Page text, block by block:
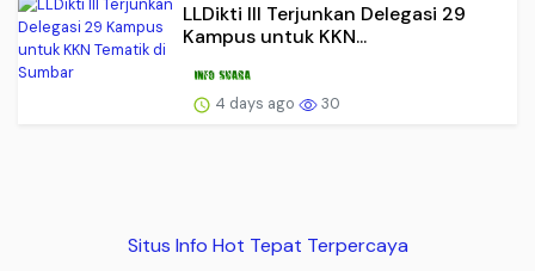
LLDikti III Terjunkan Delegasi 29
Kampus untuk KKN...
4 days ago 30
Situs Info Hot Tepat Terpercaya